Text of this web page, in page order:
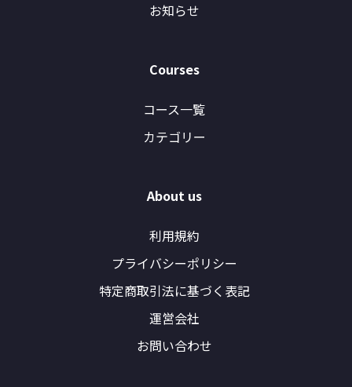
お知らせ
Courses
コース一覧
カテゴリー
About us
利用規約
プライバシーポリシー
特定商取引法に基づく表記
運営会社
お問い合わせ